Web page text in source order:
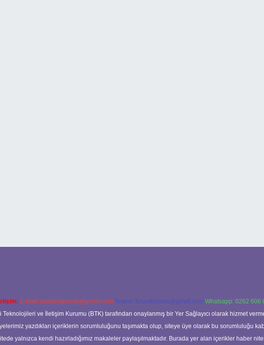
E-mail: backlinkpaneli@gmail.com Teams: forumhizmeti@gmail.com Whatsapp: 0262 606
ve İletişim Kurumu (BTK) tarafından onaylanmış bir Yer Sağlayıcı olarak hizmet
yazdıkları içeriklerin sorumluluğunu taşımakta olup, siteye üye olarak bu sorumluluğu
yalnızca kendi hazırladığımız makaleler paylaşılmaktadır. Burada yer alan içerikler haber